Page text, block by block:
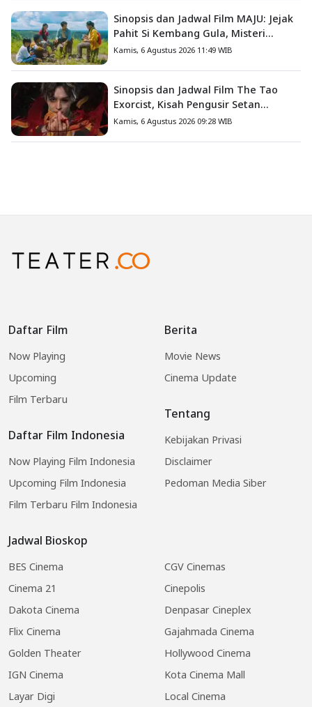
Sinopsis dan Jadwal Film MAJU: Jejak
Pahit Si Kembang Gula, Misteri
Hilangnya Bagas di Lokasi Jambore
Kamis, 6 Agustus 2026 11:49 WIB
Sinopsis dan Jadwal Film The Tao
Exorcist, Kisah Pengusir Setan
Melawan Kutukan Mematikan
Kamis, 6 Agustus 2026 09:28 WIB
Daftar Film
Now Playing
Upcoming
Film Terbaru
Daftar Film Indonesia
Now Playing Film Indonesia
Upcoming Film Indonesia
Film Terbaru Film Indonesia
Jadwal Bioskop
BES Cinema
CGV Cinemas
Cinema 21
Cinepolis
Dakota Cinema
Denpasar Cineplex
Flix Cinema
Gajahmada Cinema
Golden Theater
Hollywood Cinema
IGN Cinema
Kota Cinema Mall
Layar Digi
Local Cinema
Berita
Movie News
Cinema Update
Tentang
Kebijakan Privasi
Disclaimer
Pedoman Media Siber